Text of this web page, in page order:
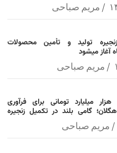
مریم صباحی
تولید و تأمین محصولات
آغاز میشود
مریم صباحی
سرمایه‌گذاری ۲ هزار میلیارد تومانی برای فرآوری
گامی بلند در تکمیل زنجیره
مریم صباحی